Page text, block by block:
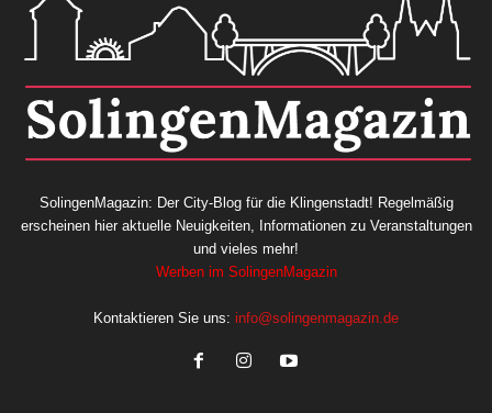
SolingenMagazin: Der City-Blog für die Klingenstadt! Regelmäßig
erscheinen hier aktuelle Neuigkeiten, Informationen zu Veranstaltungen
und vieles mehr!
Werben im SolingenMagazin
Kontaktieren Sie uns: info@solingenmagazin.de